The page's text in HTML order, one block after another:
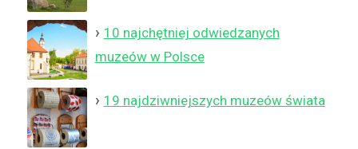
10 najchętniej odwiedzanych
muzeów w Polsce
19 najdziwniejszych muzeów świata